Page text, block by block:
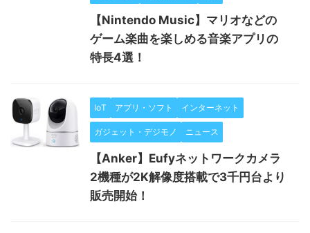
【Nintendo Music】マリオなどの
ゲーム楽曲を楽しめる音楽アプリの
特長4選！
IoT アプリ・ソフト インターネット
ガジェット・デジモノ ニュース
【Anker】Eufyネットワークカメラ
2機種が2K解像度搭載で3千円台より
販売開始！